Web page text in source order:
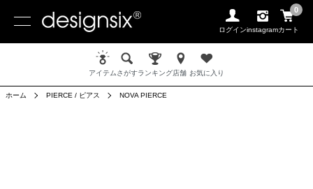
ログインinstagram
0
カート
アイテムさがすランキング店舗 お気に入り
ホーム PIERCE / ピアス NOVA PIERCE